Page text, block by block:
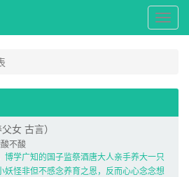
PO
文
女 古言）
不酸
博学广知的国子监祭酒唐大人亲手养大一只
妖怪非但不感念养育之恩，反而心心念念想